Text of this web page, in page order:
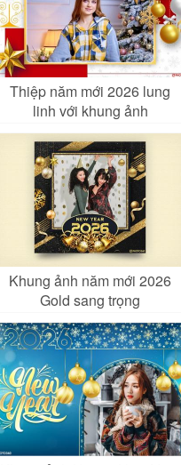
Thiệp năm mới 2026 lung
linh với khung ảnh
Khung ảnh năm mới 2026
Gold sang trọng